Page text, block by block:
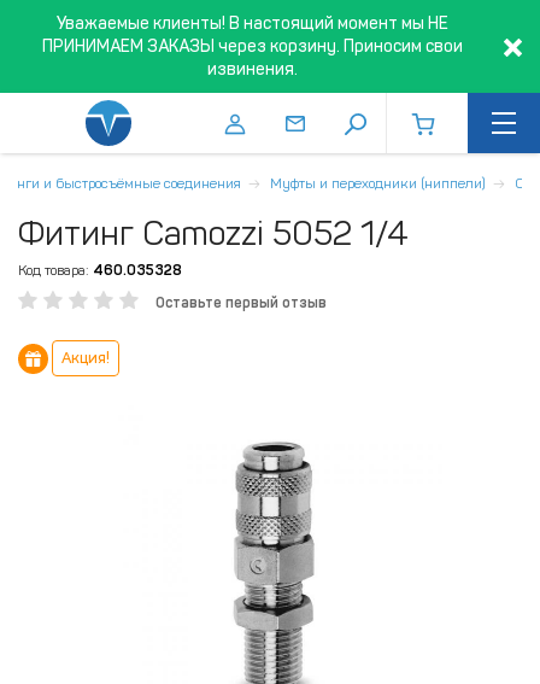
Уважаемые клиенты! В настоящий момент мы НЕ
ПРИНИМАЕМ ЗАКАЗЫ через корзину. Приносим свои
извинения.
и быстросъёмные соединения Муфты и переходники (ниппели)
Фитинг Camozzi 5052 1/4
Код товара: 460.035328
Оставьте первый отзыв
Акция!